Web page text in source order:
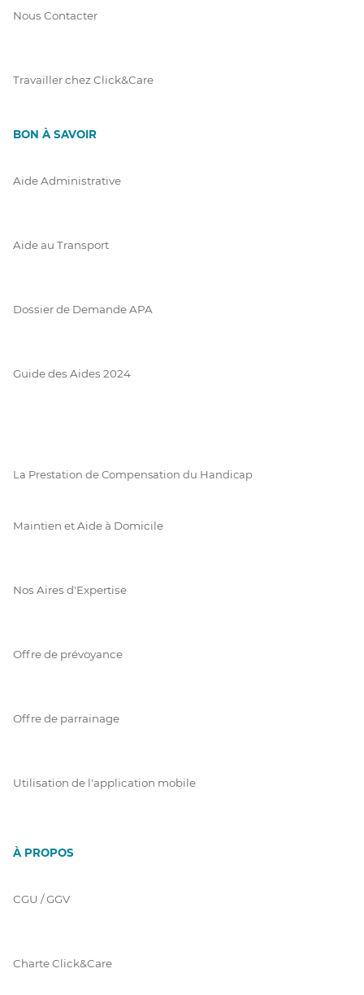
Nous Contacter
Travailler chez Click&Care
BON À SAVOIR
Aide Administrative
Aide au Transport
Dossier de Demande APA
Guide des Aides 2024
La Prestation de Compensation du Handicap
Maintien et Aide à Domicile
Nos Aires d'Expertise
Offre de prévoyance
Offre de parrainage
Utilisation de l'application mobile
À PROPOS
CGU / GGV
Charte Click&Care